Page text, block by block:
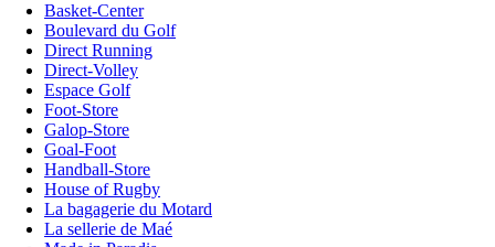
Basket-Center
Boulevard du Golf
Direct Running
Direct-Volley
Espace Golf
Foot-Store
Galop-Store
Goal-Foot
Handball-Store
House of Rugby
La bagagerie du Motard
La sellerie de Maé